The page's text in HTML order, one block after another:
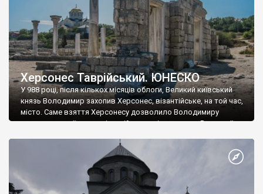
Херсонес Таврійський. ЮНЕСКО
У 988 році, після кількох місяців облоги, Великий київський
князь Володимир захопив Херсонес, візантійське, на той час,
місто. Саме взяття Херсонесу дозволило Володимиру
диктувати свої умови візантійському імператору Василю ІІ, та
Херсонесі Володимир-язичник, став Василем-християнином.
А потім було Хрещення Русі. На честь Херсонесу Таврійського